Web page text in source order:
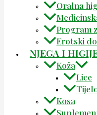
Oralna
Program
Erotski
NJEGA I
Koža
Lice
Kosa